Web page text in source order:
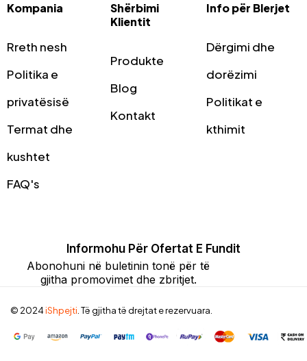
Kompania
Rreth nesh
Politika e
privatësisë
Termat dhe
kushtet
FAQ's
Shërbimi
Klientit
Produkte
Blog
Kontakt
Info për Blerjet
Dërgimi dhe
dorëzimi
Politikat e
kthimit
Informohu Për Ofertat E Fundit
Abonohuni në buletinin tonë për të
gjitha promovimet dhe zbritjet.
© 2024iShpejti. Të gjitha të drejtat e rezervuara.